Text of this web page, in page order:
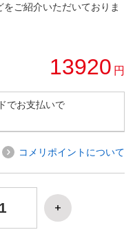
ご紹介いただいておりま
13920 円
でお支払いで
コメリポイントについて